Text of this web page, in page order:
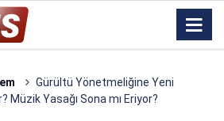
Gürültü Yönetmeliğine Yeni
Müzik Yasağı Sona mı Eriyor?